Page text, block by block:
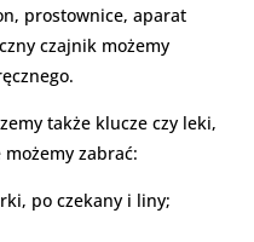
prostownice, aparat
czajnik możemy
także klucze czy leki,
zabrać:
po czekany i liny;